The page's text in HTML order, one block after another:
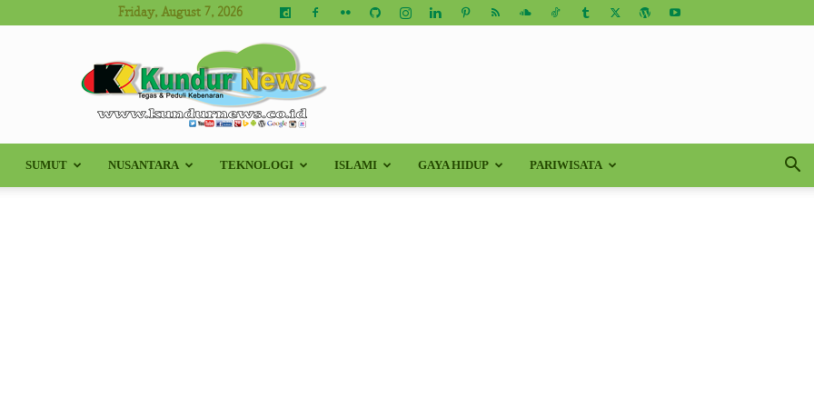
Friday, August 7, 2026
Kundur
SUMUT NUSANTARA TEKNOLOGI ISLAMI GAYA HIDUP PARIWISATA